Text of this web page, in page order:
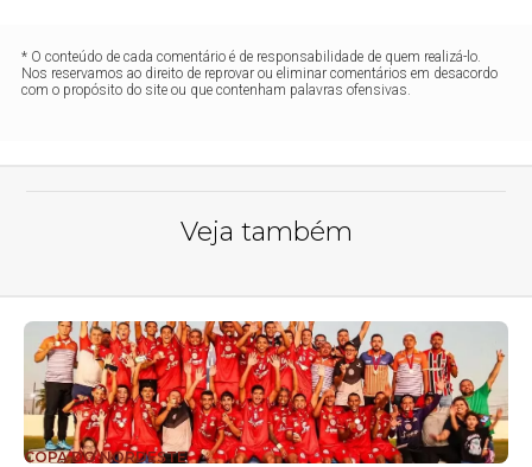
* O conteúdo de cada comentário é de responsabilidade de quem realizá-lo.
Nos reservamos ao direito de reprovar ou eliminar comentários em desacordo
com o propósito do site ou que contenham palavras ofensivas.
Veja também
COPA DO NORDESTE